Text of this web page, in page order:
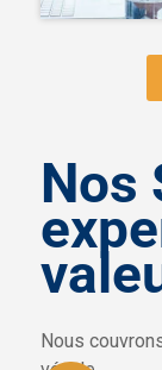
Nos
Nous